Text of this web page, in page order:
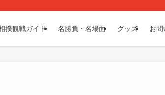
撲観戦ガイド 名勝負・名場面 グッズ お問